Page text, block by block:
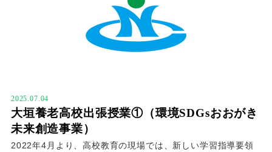
2025.07.04
大垣養老高校出張授業①（環境SDGsおおがき
未来創造事業）
2022年4月より、高校教育の現場では、新しい学習指導要領